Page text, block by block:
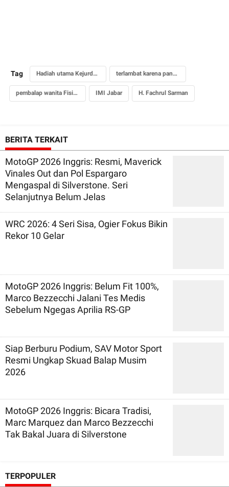
Tag Hadiah utama Kejurda road race Jabar terlambat karena pandemi
pembalap wanita Fisichella KW IMI Jabar H. Fachrul Sarman
BERITA TERKAIT
MotoGP 2026 Inggris: Resmi, Maverick
Vinales Out dan Pol Espargaro
Mengaspal di Silverstone. Seri
Selanjutnya Belum Jelas
WRC 2026: 4 Seri Sisa, Ogier Fokus Bikin
Rekor 10 Gelar
MotoGP 2026 Inggris: Belum Fit 100%,
Marco Bezzecchi Jalani Tes Medis
Sebelum Ngegas Aprilia RS-GP
Siap Berburu Podium, SAV Motor Sport
Resmi Ungkap Skuad Balap Musim
2026
MotoGP 2026 Inggris: Bicara Tradisi,
Marc Marquez dan Marco Bezzecchi
Tak Bakal Juara di Silverstone
TERPOPULER